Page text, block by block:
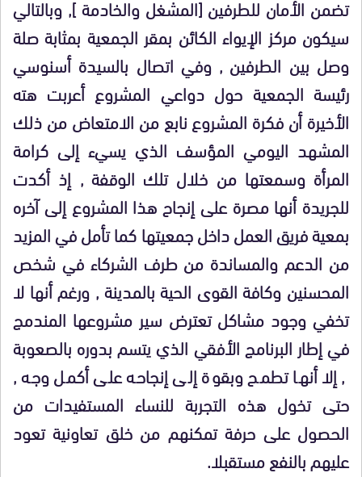
تضمن الأمان للطرفين [المشغل والخادمة ], وبالتالي
سيكون مركز الإيواء الكائن بمقر الجمعية بمثابة صلة
وصل بين الطرفين , وفي اتصال بالسيدة أسنوسي
رئيسة الجمعية حول دواعي المشروع أعربت هته
الأخيرة أن فكرة المشروع نابع من الامتعاض من ذلك
المشهد اليومي المؤسف الذي يسيء إلى كرامة
المرأة وسمعتها من خلال تلك الوقفة , إذ أكدت
للجريدة أنها مصرة على إنجاح هذا المشروع إلى آخره
بمعية فريق العمل داخل جمعيتها كما تأمل في المزيد
من الدعم والمساندة من طرف الشركاء في شخص
المحسنين وكافة القوى الحية بالمدينة , ورغم أنها لا
تخفي وجود مشاكل تعترض سير مشروعها المندمج
في إطار البرنامج الأفقي الذي يتسم بدوره بالصعوبة
, إلا أنها تطمح وبقوة إلى إنجاحه على أكمل وجه ,
حتى تخول هذه التجربة للنساء المستفيدات من
الحصول على حرفة تمكنهم من خلق تعاونية تعود
عليهم بالنفع مستقبلا.